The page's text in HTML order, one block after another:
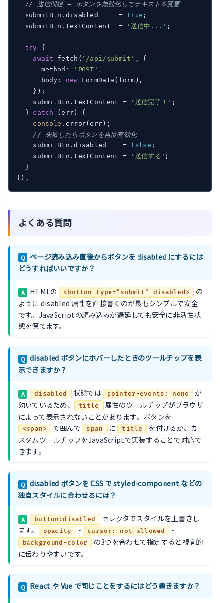
// 送信開始 → ボタンを無効化してテキストを変更
  submitBtn.disabled     =
true ;
  submitBtn.textContent  =
'送信中...' ;
try
{
await
fetch( '/api/submit' , {
      method:
'POST' ,
      body:
new FormData(form),
    });
    submitBtn.textContent =
'送信完了！' ;
  }
catch
(err) {
console .error(err);
// 失敗したらボタンを再度有効化
    submitBtn.disabled    =
false ;
    submitBtn.textContent =
'送信する' ;
  }
});
よくある質問
Q
ページ読み込み直後からボタンを disabled にするには
どうすればいいですか？
A HTMLの <button type="submit" disabled>
の
ように disabled 属性を直接書くのが最もシンプルで安全
です。JavaScriptの読み込みが遅延しても安全に非活性状
態を保てます。
Q
disabled ボタンにホバーしたときのツールチップを表
示できますか？
A disabled 状態では pointer-events: none
が
効いているため、
title
属性のツールチップがブラウザ
によって表示されないことがあります。ボタンを
<span> で囲んで span に title
を付けるか、カ
スタムツールチップをJavaScriptで実装することで対応で
きます。
Q
disabled ボタンを CSS で styled-component などの
独自スタイルに合わせるには？
A button:disabled
セレクタでスタイルを上書きし
ます。
opacity ・ cursor: not-allowed ・
background-color
の3つを合わせて指定すると視覚的
に伝わりやすいです。
Q React や Vue で同じことをするにはどう書きますか？